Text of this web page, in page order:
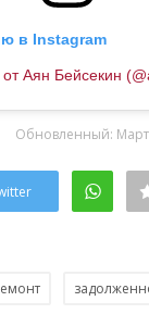
в Instagram
Аян Бейсекин
Обновленный: Март
Уже встречались...